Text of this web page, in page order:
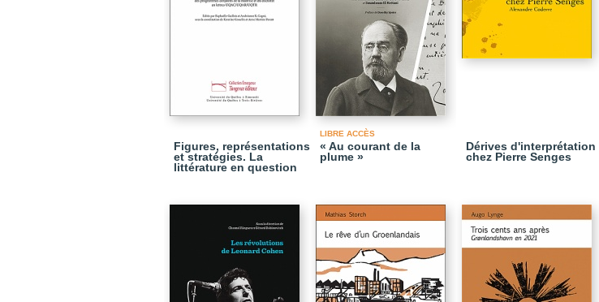
Figures, représentations
et stratégies. La
littérature en question
LIBRE ACCÈS
« Au courant de la
plume »
Dérives d'interprétation
chez Pierre Senges